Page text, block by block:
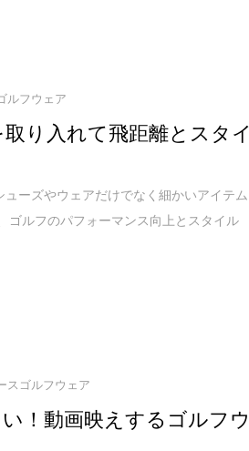
ルフウェア
り入れて飛距離とスタイ
ーズやウェアだけでなく細かいアイテム
ゴルフのパフォーマンス向上とスタイル
スゴルフウェア
！動画映えするゴルフウ